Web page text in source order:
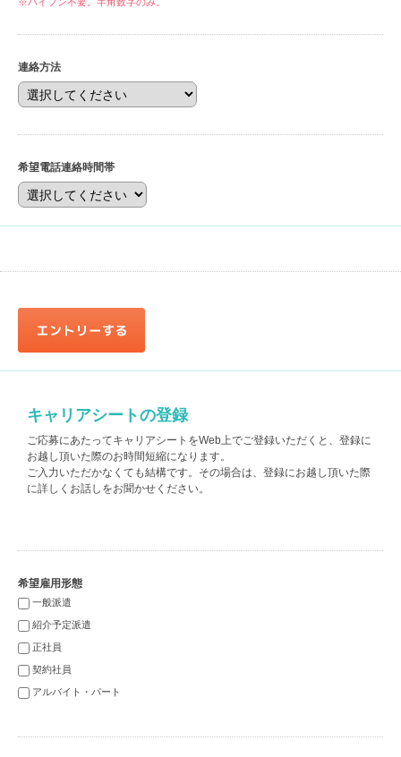
連絡方法
希望電話連絡時間帯
キャリアシートの登録
ご応募にあたってキャリアシートをWeb上でご登録いただくと、登録に
お越し頂いた際のお時間短縮になります。
ご入力いただかなくても結構です。その場合は、登録にお越し頂いた際
に詳しくお話しをお聞かせください。
希望雇用形態
一般派遣
紹介予定派遣
正社員
契約社員
アルバイト・パート